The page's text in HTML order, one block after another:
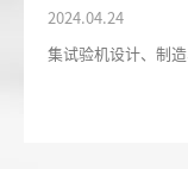
2024.04.24
集试验机设计、制